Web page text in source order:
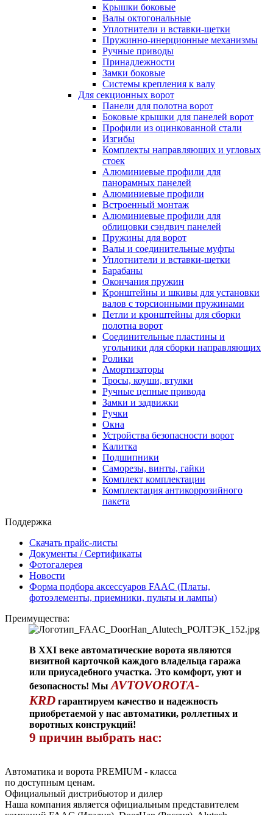
Крышки боковые
Валы октогональные
Уплотнители и вставки-щетки
Пружинно-инерционные механизмы
Ручные приводы
Принадлежности
Замки боковые
Системы крепления к валу
Для секционных ворот
Панели для полотна ворот
Боковые крышки для панелей ворот
Профили из оцинкованной стали
Изгибы
Комплекты направляющих и угловых
стоек
Алюминиевые профили для
панорамных панелей
Алюминиевые профили
Встроенный монтаж
Алюминиевые профили для
облицовки сэндвич панелей
Пружины для ворот
Валы и соединительные муфты
Уплотнители и вставки-щетки
Барабаны
Окончания пружин
Кронштейны и шкивы для установки
валов с торсионными пружинами
Петли и кронштейны для сборки
полотна ворот
Соединительные пластины и
угольники для сборки направляющих
Ролики
Амортизаторы
Тросы, коуши, втулки
Ручные цепные привода
Замки и задвижки
Ручки
Окна
Устройства безопасности ворот
Калитка
Подшипники
Саморезы, винты, гайки
Комплект комплектации
Комплектация антикоррозийного
пакета
Поддержка
Скачать прайс-листы
Документы / Сертификаты
Фотогалерея
Новости
Форма подбора аксессуаров FAAC (Платы,
фотоэлементы, приемники, пульты и лампы)
Преимущества:
В XXI веке автоматические ворота являются
визитной карточкой каждого владельца гаража
или приусадебного участка. Это комфорт, уют и
безопасность! Мы AVTOVOROTA-
KRD гарантируем качество и надежность
приобретаемой у нас автоматики, роллетных и
воротных конструкций!
9 причин выбрать нас:
Автоматика и ворота PREMIUM - класса
по доступным ценам.
Официальный дистрибьютор и дилер
Наша компания является официальным представителем